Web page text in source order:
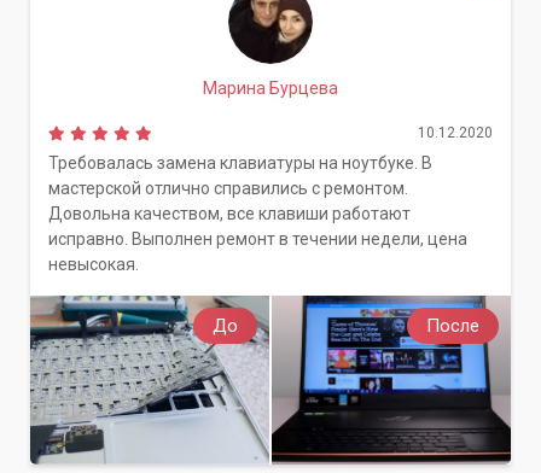
До После
Марина Бурцева
10.12.2020
Требовалась замена клавиатуры на ноутбуке. В
мастерской отлично справились с ремонтом.
Довольна качеством, все клавиши работают
исправно. Выполнен ремонт в течении недели, цена
невысокая.